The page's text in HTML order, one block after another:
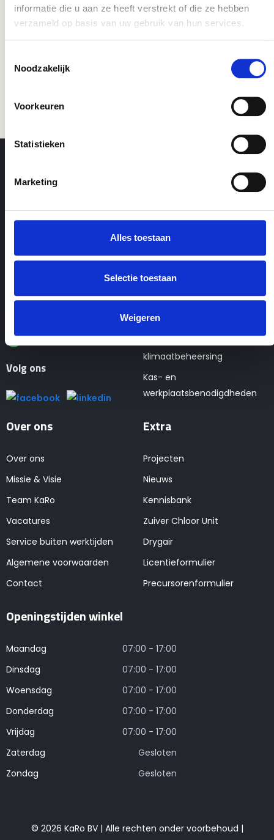
informatie die u aan ze heeft verstrekt of die ze hebben
verzameld op basis van uw gebruik van hun services.
Noodzakelijk
Voorkeuren
Statistieken
Marketing
Alles toestaan
Selectie toestaan
Weigeren
Contactgegevens
KaRo BV
1681 PK Zwaagdijk
0228 56 31 35
0228 56 31 35
Volg ons
artikelen
Verpakkingen
Teelt- en
gewasbescherming
Teelt- en verbruiksartikelen
Techniek en
klimaatbeheersing
Kas- en
werkplaatsbenodigdheden
Over ons
Over ons
Missie & Visie
Team KaRo
Vacatures
Service buiten werktijden
Algemene voorwaarden
Contact
Extra
Projecten
Nieuws
Kennisbank
Zuiver Chloor Unit
Drygair
Licentieformulier
Precursorenformulier
Openingstijden winkel
Maandag
07:00 - 17:00
Dinsdag
07:00 - 17:00
Woensdag
07:00 - 17:00
Donderdag
07:00 - 17:00
Vrijdag
07:00 - 17:00
Zaterdag
Gesloten
Zondag
Gesloten
© 2026 KaRo BV | Alle rechten onder voorbehoud |